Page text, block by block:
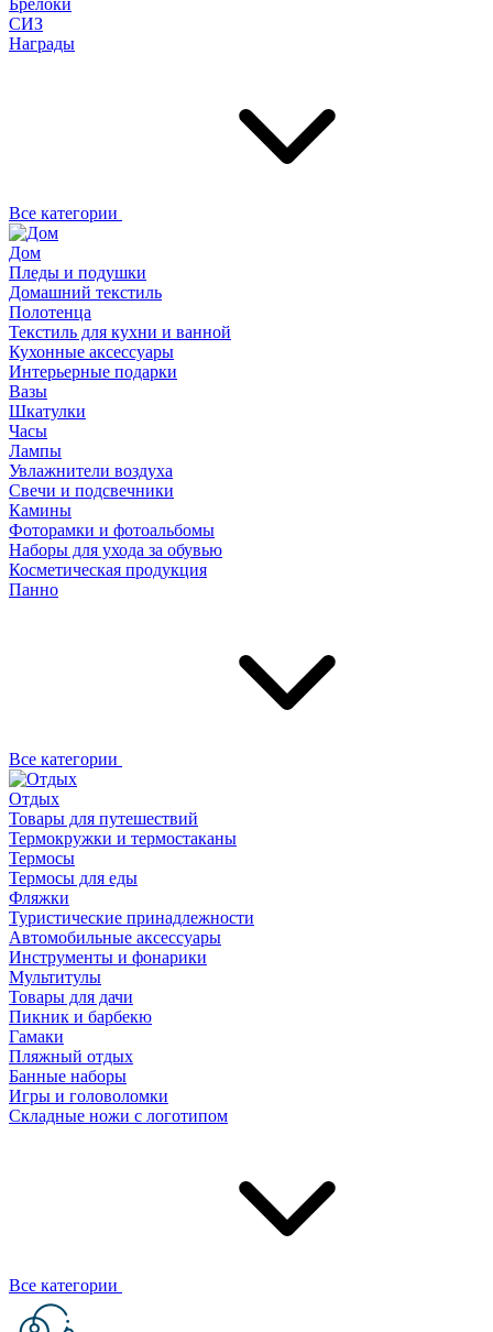
Брелоки
СИЗ
Награды
Все категории
Дом
Пледы и подушки
Домашний текстиль
Полотенца
Текстиль для кухни и ванной
Кухонные аксессуары
Интерьерные подарки
Вазы
Шкатулки
Часы
Лампы
Увлажнители воздуха
Свечи и подсвечники
Камины
Фоторамки и фотоальбомы
Наборы для ухода за обувью
Косметическая продукция
Панно
Все категории
Отдых
Товары для путешествий
Термокружки и термостаканы
Термосы
Термосы для еды
Фляжки
Туристические принадлежности
Автомобильные аксессуары
Инструменты и фонарики
Мультитулы
Товары для дачи
Пикник и барбекю
Гамаки
Пляжный отдых
Банные наборы
Игры и головоломки
Складные ножи с логотипом
Все категории